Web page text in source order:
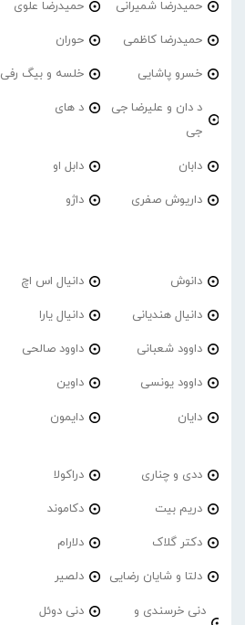
حمیدرضا شمیرانی حمیدرضا علوی
حمیدرضا کاظمی حوران
خسرو پاشایی خلسه و بیگ رفی
د دان و علیرضا جی
جی
د های
دابان دابل او
داریوش صفری داژو
دانوش دانیال اس اچ
دانیال هندیانی دانیال یارا
داوود شعبانی داوود صالحی
داوود یونسی داوین
دایان دایمون
ددی و چناری دراکولا
دریم بیت دکاموند
دکتر گلاک دلارام
دلتا و شایان رضایی دلصیر
دنی خرسندی و
دنی دوئل